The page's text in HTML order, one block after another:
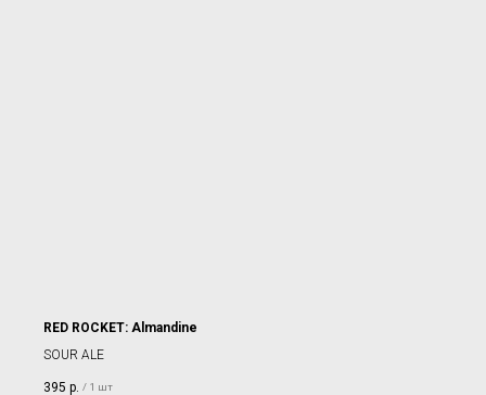
RED ROCKET: Almandine
SOUR ALE
395 р. / 1 шт